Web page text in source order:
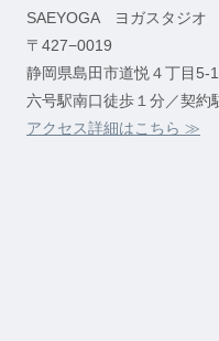
SAEYOGA ヨガスタジオ
〒427−0019
静岡県島田市道悦４丁目5-
六号駅南口徒歩１分／契約
アクセス詳細はこちら ≫